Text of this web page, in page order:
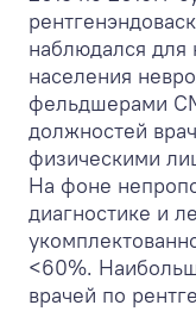
наблюдался для
населения
фельдшерами
должностей
физическими
На фоне
диагностике и
<60%.
врачей по